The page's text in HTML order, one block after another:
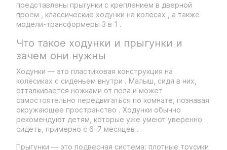
представлены прыгунки с креплением в дверной
проём , классические ходунки на колёсах , а также
модели-трансформеры 3 в 1 .
Что такое ходунки и прыгунки и
зачем они нужны
Ходунки — это пластиковая конструкция на
колёсиках с сиденьем внутри . Малыш, сидя в них,
отталкивается ножками от пола и может
самостоятельно передвигаться по комнате, познавая
окружающее пространство . Ходунки обычно
рекомендуют детям, которые уже умеют уверенно
сидеть, примерно с 6–7 месяцев .
Прыгунки — это подвесная система: плотные трусики